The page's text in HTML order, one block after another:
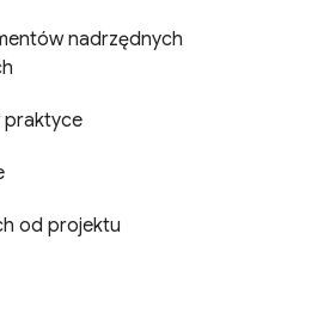
nadrzędnych
praktyce
od projektu